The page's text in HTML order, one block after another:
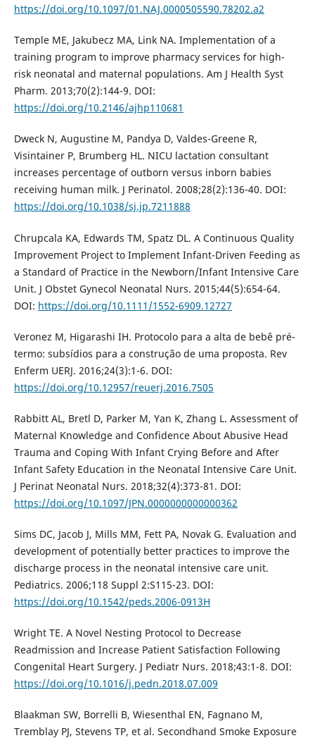
https://doi.org/10.1097/01.NAJ.0000505590.78202.a2
Temple ME, Jakubecz MA, Link NA. Implementation of a
training program to improve pharmacy services for high-
risk neonatal and maternal populations. Am J Health Syst
Pharm. 2013;70(2):144-9. DOI:
https://doi.org/10.2146/ajhp110681
Dweck N, Augustine M, Pandya D, Valdes-Greene R,
Visintainer P, Brumberg HL. NICU lactation consultant
increases percentage of outborn versus inborn babies
receiving human milk. J Perinatol. 2008;28(2):136-40. DOI:
https://doi.org/10.1038/sj.jp.7211888
Chrupcala KA, Edwards TM, Spatz DL. A Continuous Quality
Improvement Project to Implement Infant-Driven Feeding as
a Standard of Practice in the Newborn/Infant Intensive Care
Unit. J Obstet Gynecol Neonatal Nurs. 2015;44(5):654-64.
DOI: https://doi.org/10.1111/1552-6909.12727
Veronez M, Higarashi IH. Protocolo para a alta de bebê pré-
termo: subsídios para a construção de uma proposta. Rev
Enferm UERJ. 2016;24(3):1-6. DOI:
https://doi.org/10.12957/reuerj.2016.7505
Rabbitt AL, Bretl D, Parker M, Yan K, Zhang L. Assessment of
Maternal Knowledge and Confidence About Abusive Head
Trauma and Coping With Infant Crying Before and After
Infant Safety Education in the Neonatal Intensive Care Unit.
J Perinat Neonatal Nurs. 2018;32(4):373-81. DOI:
https://doi.org/10.1097/JPN.0000000000000362
Sims DC, Jacob J, Mills MM, Fett PA, Novak G. Evaluation and
development of potentially better practices to improve the
discharge process in the neonatal intensive care unit.
Pediatrics. 2006;118 Suppl 2:S115-23. DOI:
https://doi.org/10.1542/peds.2006-0913H
Wright TE. A Novel Nesting Protocol to Decrease
Readmission and Increase Patient Satisfaction Following
Congenital Heart Surgery. J Pediatr Nurs. 2018;43:1-8. DOI:
https://doi.org/10.1016/j.pedn.2018.07.009
Blaakman SW, Borrelli B, Wiesenthal EN, Fagnano M,
Tremblay PJ, Stevens TP, et al. Secondhand Smoke Exposure